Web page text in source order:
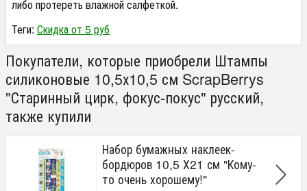
либо протереть влажной салфеткой.
Теги: Скидка от 5 руб
Покупатели, которые приобрели Штампы
силиконовые 10,5х10,5 см ScrapBerrys
"Старинный цирк, фокус-покус" русский,
также купили
Набор бумажных наклеек-
бордюров 10,5 Х21 см "Кому-
то очень хорошему!"